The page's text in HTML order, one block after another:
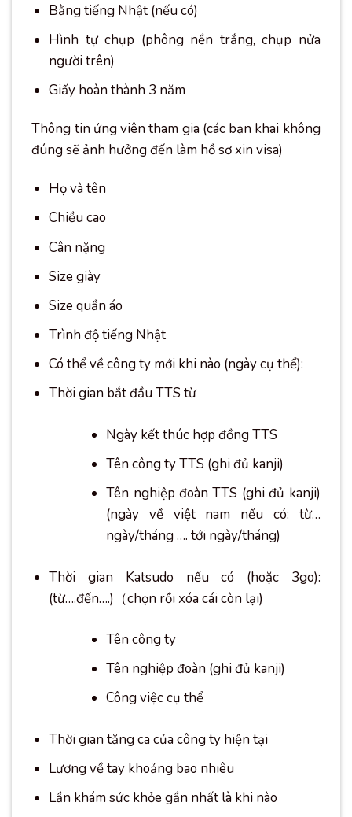
Bằng tiếng Nhật (nếu có)
Hình tự chụp (phông nền trắng, chụp nửa
người trên)
Giấy hoàn thành 3 năm
Thông tin ứng viên tham gia (các bạn khai không
đúng sẽ ảnh hưởng đến làm hồ sơ xin visa)
Họ và tên
Chiều cao
Cân nặng
Size giày
Size quần áo
Trình độ tiếng Nhật
Có thể về công ty mới khi nào (ngày cụ thể):
Thời gian bắt đầu TTS từ
Ngày kết thúc hợp đồng TTS
Tên công ty TTS (ghi đủ kanji)
Tên nghiệp đoàn TTS (ghi đủ kanji)
(ngày về việt nam nếu có: từ…
ngày/tháng …. tới ngày/tháng)
Thời gian Katsudo nếu có (hoặc 3go):
(từ….đến….)（chọn rồi xóa cái còn lại)
Tên công ty
Tên nghiệp đoàn (ghi đủ kanji)
Công việc cụ thể
Thời gian tăng ca của công ty hiện tại
Lương về tay khoảng bao nhiêu
Lần khám sức khỏe gần nhất là khi nào